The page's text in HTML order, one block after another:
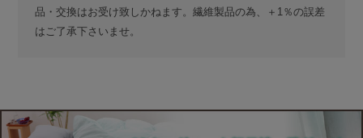
品・交換はお受け致しかねます。繊維製品の為、＋1％の誤差
はご了承下さいませ。